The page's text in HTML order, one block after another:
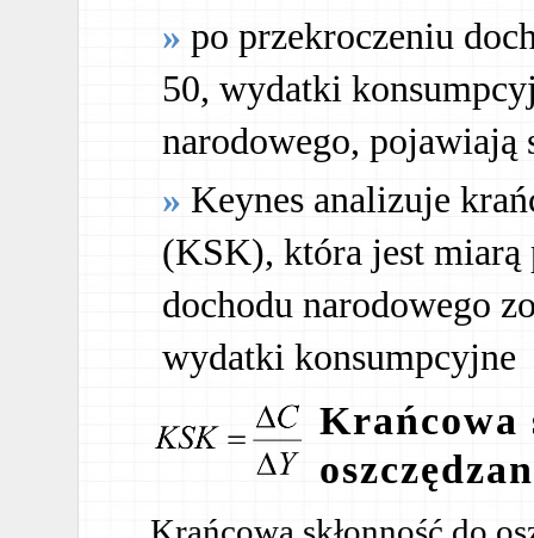
po przekroczeniu
50, wydatki
narodowego, pojawiają
Keynes analizuje
(KSK), która jest miarą
dochodu narodowego
wydatki konsumpcyjne
Krańcowa